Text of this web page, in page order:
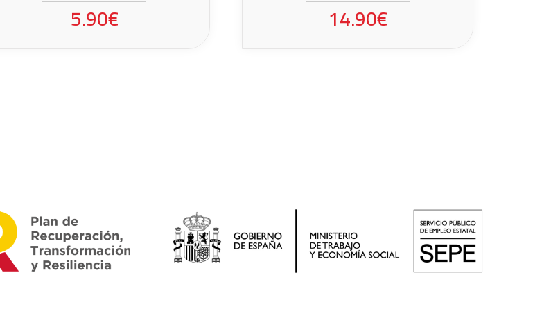
5.90€ 14.90€